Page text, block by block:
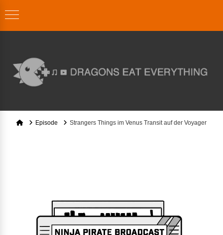
HomeEpisode Strangers Things im Venus Transit auf der Voyager